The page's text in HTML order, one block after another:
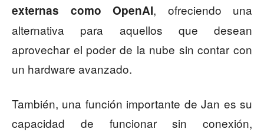
externas como OpenAI, ofreciendo una
alternativa para aquellos que desean
aprovechar el poder de la nube sin contar con
un hardware avanzado.
También, una función importante de Jan es su
capacidad de funcionar sin conexión,